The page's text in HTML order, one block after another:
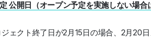
公開日（オープン予定を実施しない場
ェクト終了日が2月15日の場合、2月20